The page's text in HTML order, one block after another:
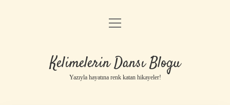
Anasayfa
Yasal Uyarı
menüyü
Kelimelerin Dansı Blogu
Yazıyla hayatına renk katan hikayeler!